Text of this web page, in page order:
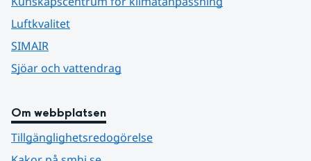
Luftkvalitet
SIMAIR
Sjöar och vattendrag
Om webbplatsen
Tillgänglighetsredogörelse